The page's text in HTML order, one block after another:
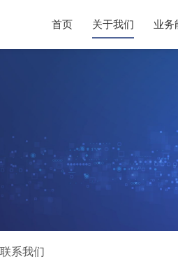
首页 关于我们 业务
联系我们